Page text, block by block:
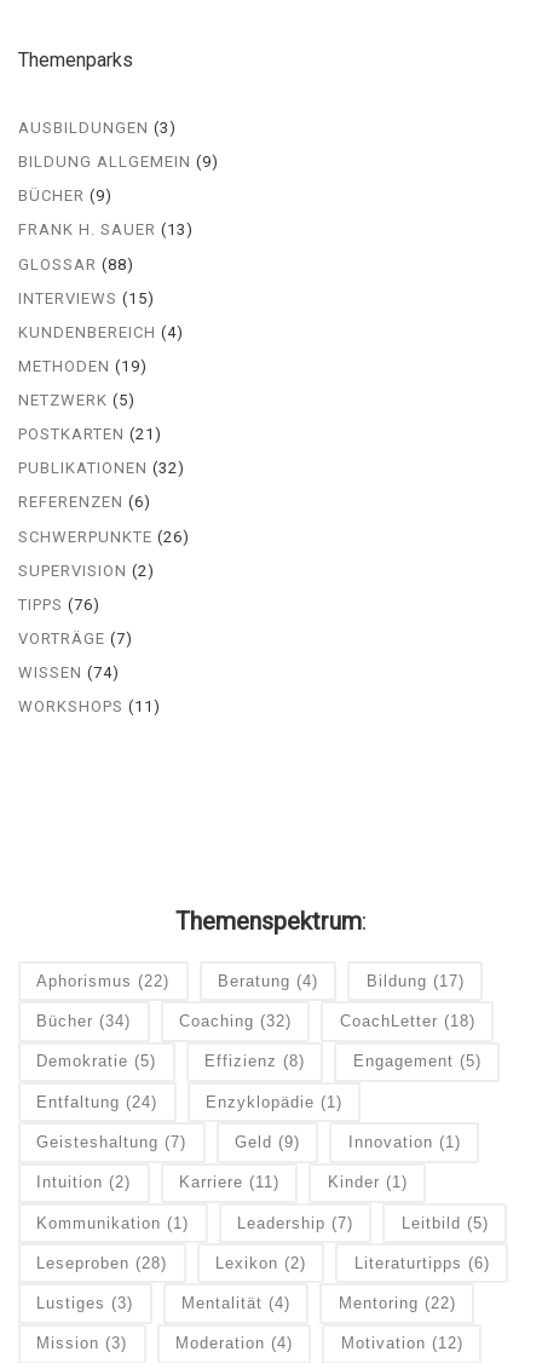
Themenparks
AUSBILDUNGEN (3)
BILDUNG ALLGEMEIN (9)
BÜCHER (9)
FRANK H. SAUER (13)
GLOSSAR (88)
INTERVIEWS (15)
KUNDENBEREICH (4)
METHODEN (19)
NETZWERK (5)
POSTKARTEN (21)
PUBLIKATIONEN (32)
REFERENZEN (6)
SCHWERPUNKTE (26)
SUPERVISION (2)
TIPPS (76)
VORTRÄGE (7)
WISSEN (74)
WORKSHOPS (11)
Themenspektrum:
Aphorismus (22) Beratung (4) Bildung (17)
Bücher (34) Coaching (32) CoachLetter (18)
Demokratie (5) Effizienz (8) Engagement (5)
Entfaltung (24) Enzyklopädie (1)
Geisteshaltung (7) Geld (9) Innovation (1)
Intuition (2) Karriere (11) Kinder (1)
Kommunikation (1) Leadership (7) Leitbild (5)
Leseproben (28) Lexikon (2) Literaturtipps (6)
Lustiges (3) Mentalität (4) Mentoring (22)
Mission (3) Moderation (4) Motivation (12)